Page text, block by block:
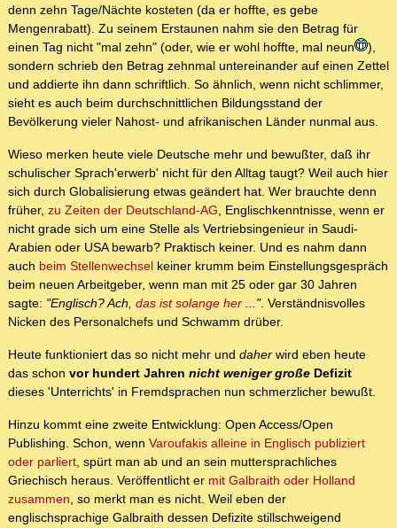
denn zehn Tage/Nächte kosteten (da er hoffte, es gebe
Mengenrabatt). Zu seinem Erstaunen nahm sie den Betrag für
einen Tag nicht "mal zehn" (oder, wie er wohl hoffte, mal neun
),
sondern schrieb den Betrag zehnmal untereinander auf einen Zettel
und addierte ihn dann schriftlich. So ähnlich, wenn nicht schlimmer,
sieht es auch beim durchschnittlichen Bildungsstand der
Bevölkerung vieler Nahost- und afrikanischen Länder nunmal aus.
Wieso merken heute viele Deutsche mehr und bewußter, daß ihr
schulischer Sprach'erwerb' nicht für den Alltag taugt? Weil auch hier
sich durch Globalisierung etwas geändert hat. Wer brauchte denn
früher, zu Zeiten der Deutschland-AG, Englischkenntnisse, wenn er
nicht grade sich um eine Stelle als Vertriebsingenieur in Saudi-
Arabien oder USA bewarb? Praktisch keiner. Und es nahm dann
auch beim Stellenwechsel keiner krumm beim Einstellungsgespräch
beim neuen Arbeitgeber, wenn man mit 25 oder gar 30 Jahren
sagte: "Englisch? Ach, das ist solange her ...". Verständnisvolles
Nicken des Personalchefs und Schwamm drüber.
Heute funktioniert das so nicht mehr und daher wird eben heute
das schon vor hundert Jahren nicht weniger große Defizit
dieses 'Unterrichts' in Fremdsprachen nun schmerzlicher bewußt.
Hinzu kommt eine zweite Entwicklung: Open Access/Open
Publishing. Schon, wenn Varoufakis alleine in Englisch publiziert
oder parliert, spürt man ab und an sein muttersprachliches
Griechisch heraus. Veröffentlicht er mit Galbraith oder Holland
zusammen, so merkt man es nicht. Weil eben der
englischsprachige Galbraith dessen Defizite stillschweigend